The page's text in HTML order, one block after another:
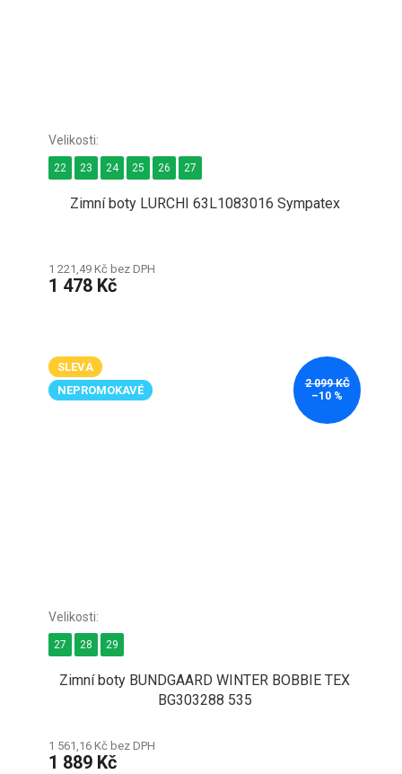
Zimní boty LURCHI 63L1083016 Sympatex
1 221,49 Kč bez DPH
1 478 Kč
22 23 24 25 26 27
SLEVA
NEPROMOKAVÉ
2 099 KČ
–10 %
Zimní boty BUNDGAARD WINTER BOBBIE TEX
BG303288 535
1 561,16 Kč bez DPH
1 889 Kč
27 28 29